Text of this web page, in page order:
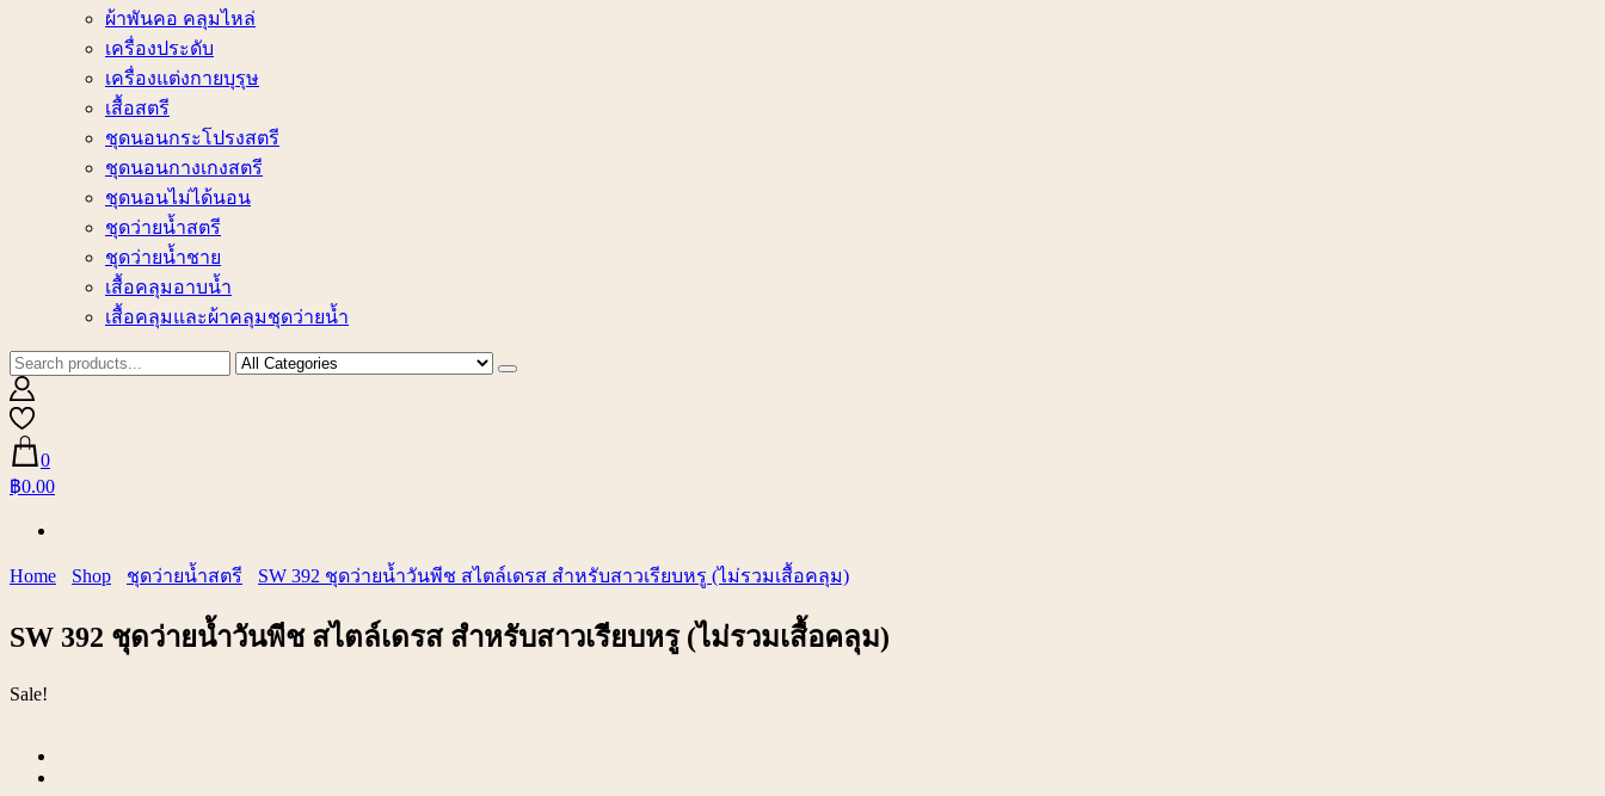
ผ้าพันคอ คลุมไหล่
เครื่องประดับ
เครื่องแต่งกายบุรุษ
เสื้อสตรี
ชุดนอนกระโปรงสตรี
ชุดนอนกางเกงสตรี
ชุดนอนไม่ได้นอน
ชุดว่ายน้ำสตรี
ชุดว่ายน้ำชาย
เสื้อคลุมอาบน้ำ
เสื้อคลุมและผ้าคลุมชุดว่ายน้ำ
0
฿0.00
Home Shop ชุดว่ายน้ำสตรี SW 392 ชุดว่ายน้ำวันพีช สไตล์เดรส สำหรับสาวเรียบหรู (ไม่รวมเสื้อคลุม)
SW 392 ชุดว่ายน้ำวันพีช สไตล์เดรส สำหรับสาวเรียบหรู (ไม่รวมเสื้อคลุม)
Sale!